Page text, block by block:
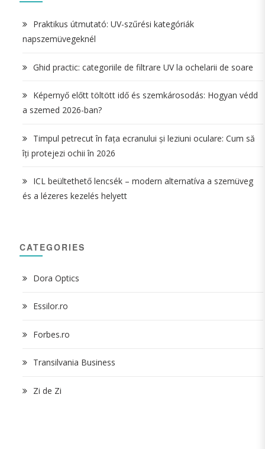
Praktikus útmutató: UV-szűrési kategóriák
napszemüvegeknél
Ghid practic: categoriile de filtrare UV la ochelarii de soare
Képernyő előtt töltött idő és szemkárosodás: Hogyan védd
a szemed 2026-ban?
Timpul petrecut în fața ecranului și leziuni oculare: Cum să
îți protejezi ochii în 2026
ICL beültethető lencsék – modern alternatíva a szemüveg
és a lézeres kezelés helyett
CATEGORIES
Dora Optics
Essilor.ro
Forbes.ro
Transilvania Business
Zi de Zi